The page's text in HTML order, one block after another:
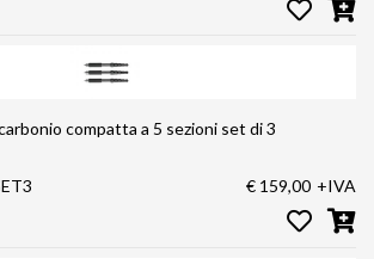
compatta a 5 sezioni set di 3
€ 159,00 +IVA